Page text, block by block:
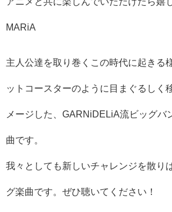
MARiA
主人公達を取り巻くこの時代に起きる
ットコースターのように目まぐるしく
メージした、GARNiDELiA流ビッグバ
曲です。
我々としても新しいチャレンジを散り
グ楽曲です。ぜひ聴いてください！